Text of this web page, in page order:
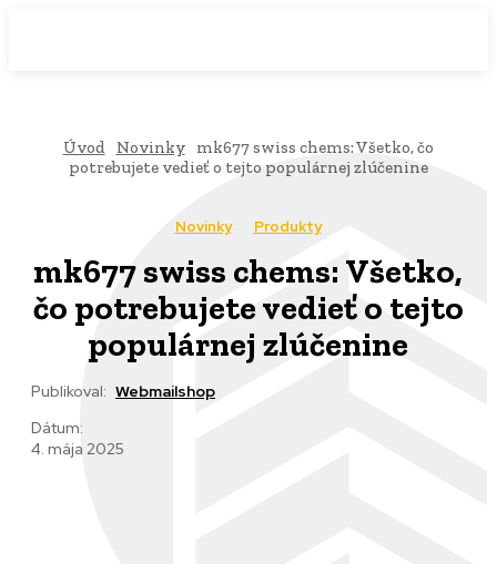
Úvod Novinky
mk677 swiss chems: Všetko, čo
potrebujete vedieť o tejto populárnej zlúčenine
Novinky Produkty
mk677 swiss chems: Všetko,
čo potrebujete vedieť o tejto
populárnej zlúčenine
Publikoval: Webmailshop
Dátum:
4. mája 2025